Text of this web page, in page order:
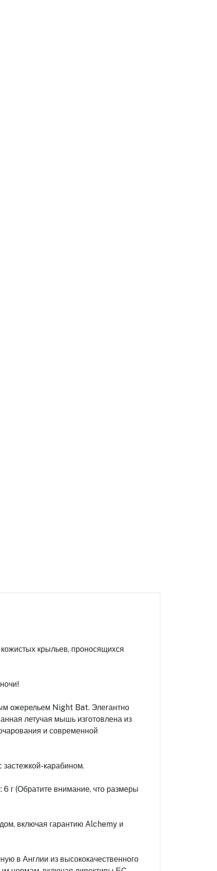
крыльев, проносящихся
ожерельем Night Bat. Элегантно
летучая мышь изготовлена ​​из
и современной
застежкой-карабином.
г (Обратите внимание, что размеры
включая гарантию Alchemy и
в Англии из высококачественного